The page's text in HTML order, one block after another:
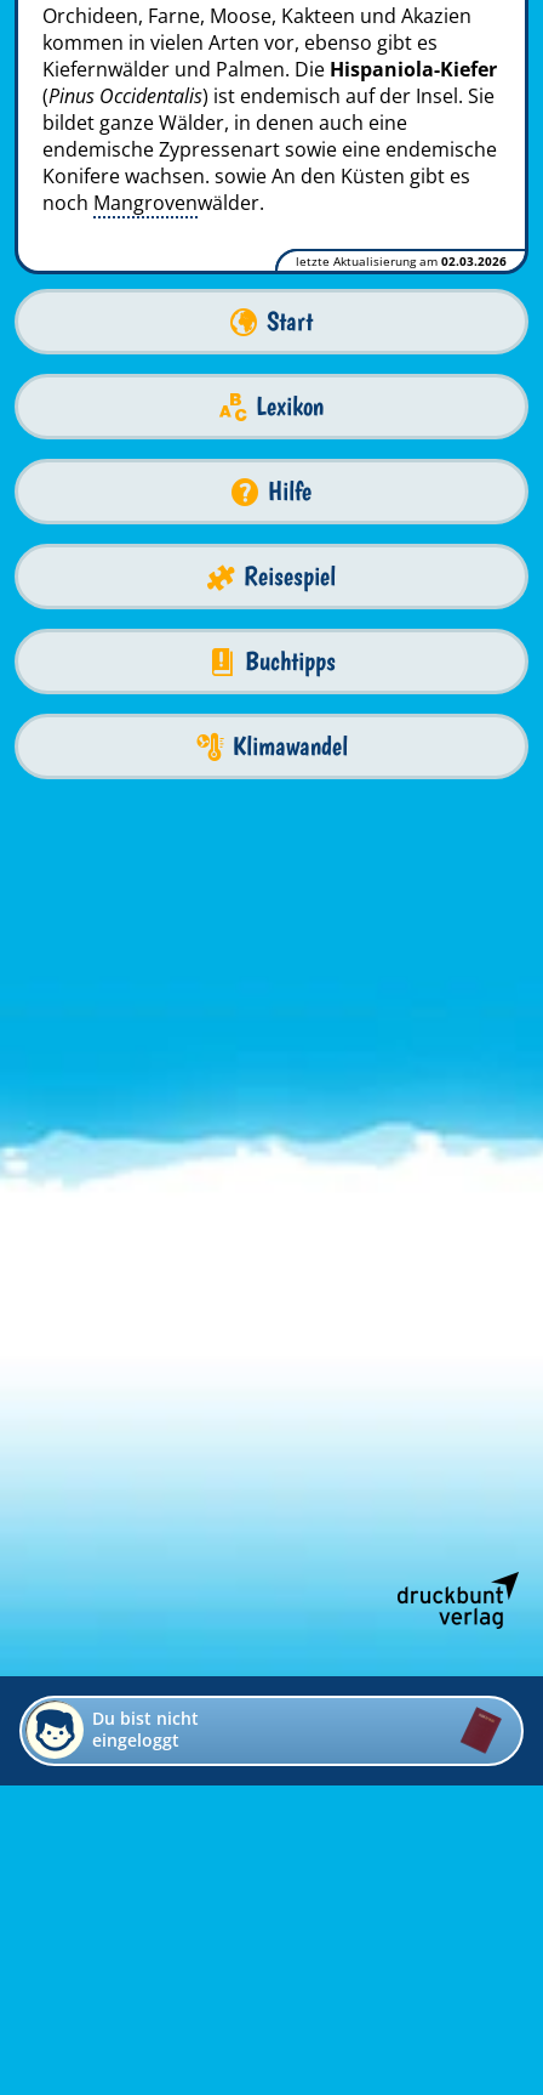
Orchideen, Farne, Moose, Kakteen und Akazien
kommen in vielen Arten vor, ebenso gibt es
Kiefernwälder und Palmen. Die Hispaniola-Kiefer
(Pinus Occidentalis) ist endemisch auf der Insel. Sie
bildet ganze Wälder, in denen auch eine
endemische Zypressenart sowie eine endemische
Konifere wachsen. sowie An den Küsten gibt es
noch Mangrovenwälder.
letzte Aktualisierung am 02.03.2026
Start
Lexikon
Hilfe
Reisespiel
Buchtipps
Klimawandel
Du bist nicht
eingeloggt